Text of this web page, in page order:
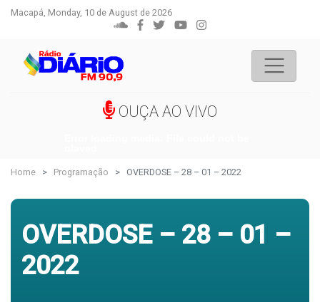
Macapá, Monday, 10 de August de 2026
OUÇA AO VIVO
Home Programação OVERDOSE – 28 – 01 – 2022
OVERDOSE – 28 – 01 –
2022